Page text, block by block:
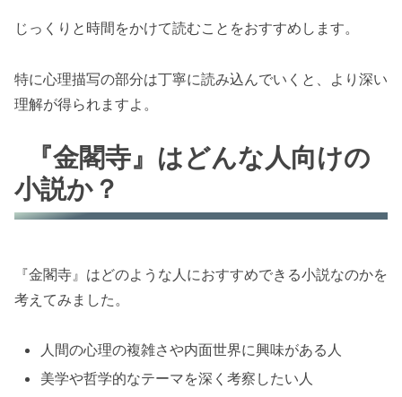
じっくりと時間をかけて読むことをおすすめします。
特に心理描写の部分は丁寧に読み込んでいくと、より深い
理解が得られますよ。
『金閣寺』はどんな人向けの
小説か？
『金閣寺』はどのような人におすすめできる小説なのかを
考えてみました。
人間の心理の複雑さや内面世界に興味がある人
美学や哲学的なテーマを深く考察したい人